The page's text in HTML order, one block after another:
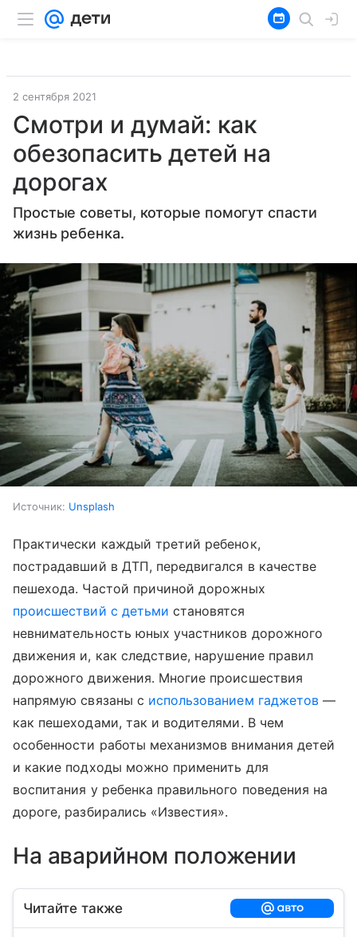
2 сентября 2021
Смотри и думай: как
обезопасить детей на
дорогах
Простые советы, которые помогут спасти
жизнь ребенка.
Источник: Unsplash
Практически каждый третий ребенок,
пострадавший в ДТП, передвигался в качестве
пешехода. Частой причиной дорожных
происшествий с детьми становятся
невнимательность юных участников дорожного
движения и, как следствие, нарушение правил
дорожного движения. Многие происшествия
напрямую связаны с использованием гаджетов —
как пешеходами, так и водителями. В чем
особенности работы механизмов внимания детей
и какие подходы можно применить для
воспитания у ребенка правильного поведения на
дороге, разбирались «Известия».
На аварийном положении
Читайте также